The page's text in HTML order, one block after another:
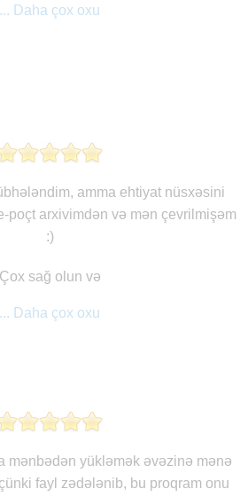
... Daha çox oxu
amma ehtiyat nüsxəsini
poçt arxivimdən və mən çevrilmişəm
:)
Çox sağ olun və
... Daha çox oxu
mənbədən yükləmək əvəzinə mənə
fayl zədələnib, bu proqram onu